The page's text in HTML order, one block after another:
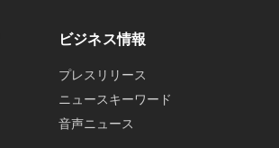
ビジネス情報
プレスリリース
ニュースキーワード
音声ニュース